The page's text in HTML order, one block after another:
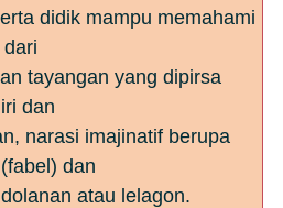
didik mampu memahami
tayangan yang dipirsa
dan
narasi imajinatif berupa
dan
atau lelagon.